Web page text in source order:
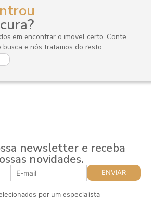
em encontrar o imovel certo. Conte
e nós tratamos do resto.
newsletter e receba
novidades.
por um especialista